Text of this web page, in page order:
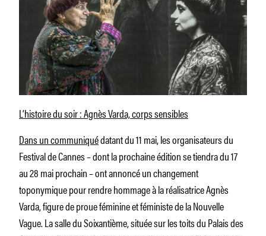
L’histoire du soir : Agnès Varda, corps sensibles
Dans un communiquédatant du 11 mai, les organisateurs du
Festival de Cannes – dont la prochaine édition se tiendra du 17
au 28 mai prochain – ont annoncé un changement
toponymique pour rendre hommage à la réalisatrice Agnès
Varda, figure de proue féminine et féministe de la Nouvelle
Vague. La salle du Soixantième, située sur les toits du Palais des